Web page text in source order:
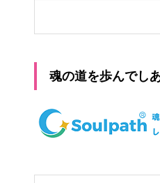
魂の道を歩んでし